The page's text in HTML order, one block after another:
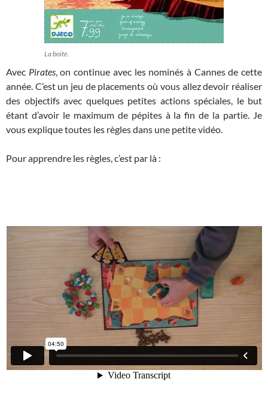
La boite.
Avec Pirates, on continue avec les nominés à Cannes de cette
année. C’est un jeu de placements où vous allez devoir réaliser
des objectifs avec quelques petites actions spéciales, le but
étant d’avoir le maximum de pépites à la fin de la partie. Je
vous explique toutes les règles dans une petite vidéo.
Pour apprendre les règles, c’est par là :